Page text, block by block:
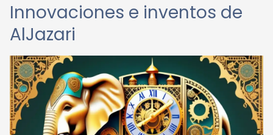
Innovaciones e inventos de
AlJazari